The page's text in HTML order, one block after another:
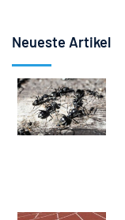
Neueste Artikel